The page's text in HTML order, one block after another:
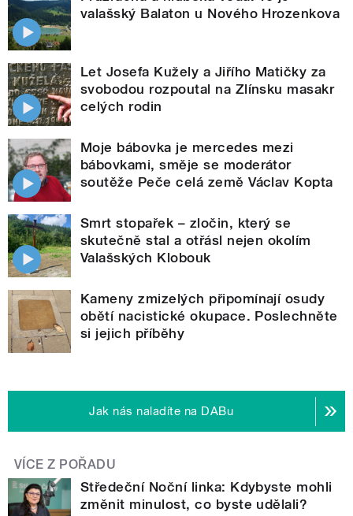
valašský Balaton u Nového Hrozenkova
Let Josefa Kužely a Jiřího Matičky za
svobodou rozpoutal na Zlínsku masakr
celých rodin
Moje bábovka je mercedes mezi
bábovkami, směje se moderátor
soutěže Peče celá země Václav Kopta
Smrt stopařek – zločin, který se
skutečně stal a otřásl nejen okolím
Valašských Klobouk
Kameny zmizelých připomínají osudy
obětí nacistické okupace. Poslechněte
si jejich příběhy
Jak nás naladíte na DABu
VÍCE Z POŘADU
Středeční Noční linka: Kdybyste mohli
změnit minulost, co byste udělali?